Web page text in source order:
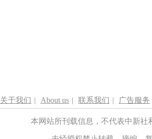
关于我们 | About us | 联系我们 | 广告服务
本网站所刊载信息，不代表中新